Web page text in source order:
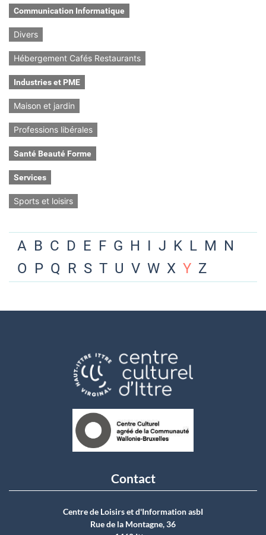
Communication Informatique
Divers
Hébergement Cafés Restaurants
Industries et PME
Maison et jardin
Professions libérales
Santé Beauté Forme
Services
Sports et loisirs
A B C D E F G H I J K L M N
O P Q R S T U V W X Y Z
Contact
Centre de Loisirs et d'Information asbI
Rue de la Montagne, 36